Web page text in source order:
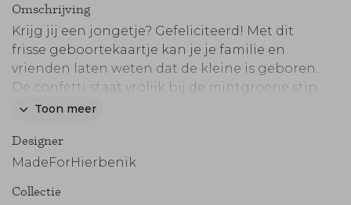
Omschrijving
Krijg jij een jongetje? Gefeliciteerd! Met dit
frisse geboortekaartje kan je je familie en
vrienden laten weten dat de kleine is geboren.
De confetti staat vrolijk bij de mintgroene stip
met de naam van je jongen erin. Dit
hoeken (meerprijs € 0,25). Wil je rechte
hoeken? Neem contact met ons op.
Toon meer
Designer
MadeForHierbenik
Collectie